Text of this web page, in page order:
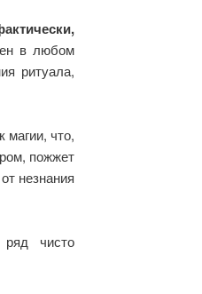
в любом
ритуала,
магии, что,
пожжет
незнания
чисто